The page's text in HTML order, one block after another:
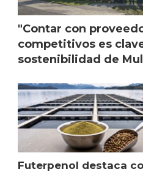
"Contar con
competitivos es
sostenibilidad de
Futerpenol destaca